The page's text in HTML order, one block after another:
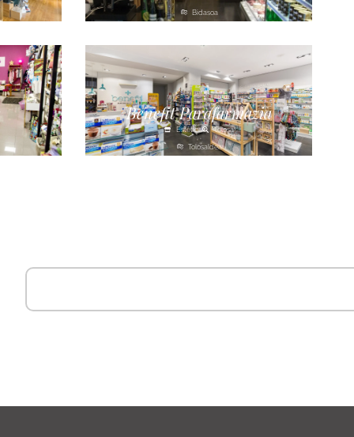
Bidasoa
Benefit Parafarmazia
Estética Tolosa
Tolosaldea